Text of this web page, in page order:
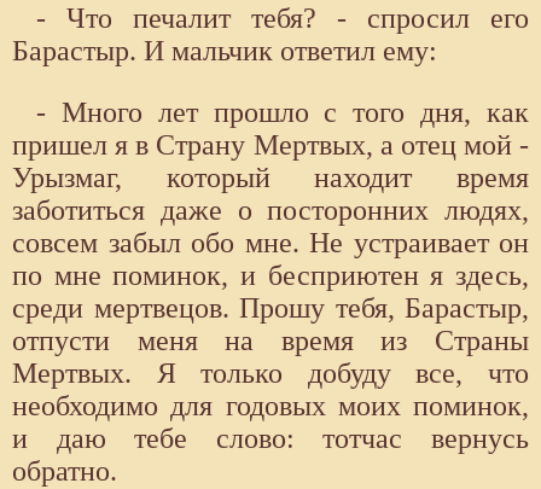
- Что печалит тебя? - спросил его
Барастыр. И мальчик ответил ему:
- Много лет прошло с того дня, как
пришел я в Страну Мертвых, а отец мой -
Урызмаг, который находит время
заботиться даже о посторонних людях,
совсем забыл обо мне. Не устраивает он
по мне поминок, и бесприютен я здесь,
среди мертвецов. Прошу тебя, Барастыр,
отпусти меня на время из Страны
Мертвых. Я только добуду все, что
необходимо для годовых моих поминок,
и даю тебе слово: тотчас вернусь
обратно.